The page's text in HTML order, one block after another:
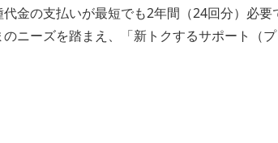
金の支払いが最短でも2年間（24回分）必
ニーズを踏まえ、「新トクするサポート（